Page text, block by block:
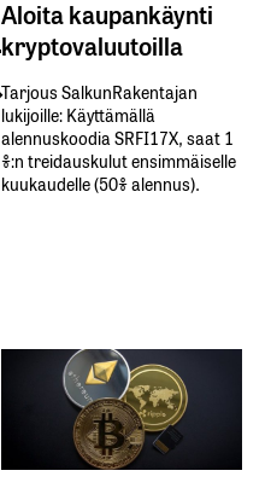
Aloita kaupankäynti
kryptovaluutoilla
Tarjous SalkunRakentajan
lukijoille: Käyttämällä​ ​
alennuskoodia​ ​SRFI17X,​ ​saat​ ​1
%:n treidauskulut​ ​ensimmäiselle​ ​
kuukaudelle​ ​(50%​ ​alennus).